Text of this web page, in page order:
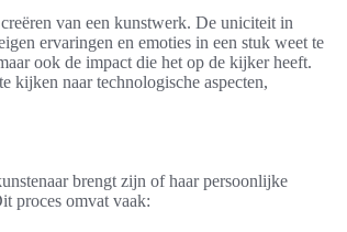
van een kunstwerk. De uniciteit in
ervaringen en emoties in een stuk weet te
ook de impact die het op de kijker heeft.
kijken naar technologische aspecten,
brengt zijn of haar persoonlijke
proces omvat vaak: